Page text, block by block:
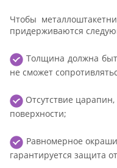
Чтобы
придерживаются
Толщина должна
не сможет
Отсутствие
поверхности;
Равномерное
гарантируется защита